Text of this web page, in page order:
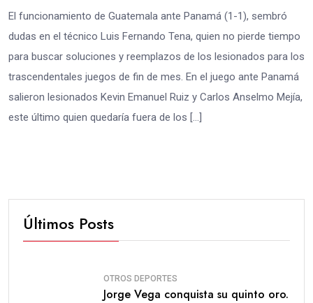
El funcionamiento de Guatemala ante Panamá (1-1), sembró
dudas en el técnico Luis Fernando Tena, quien no pierde tiempo
para buscar soluciones y reemplazos de los lesionados para los
trascendentales juegos de fin de mes. En el juego ante Panamá
salieron lesionados Kevin Emanuel Ruiz y Carlos Anselmo Mejía,
este último quien quedaría fuera de los […]
Últimos Posts
OTROS DEPORTES
Jorge Vega conquista su quinto oro.